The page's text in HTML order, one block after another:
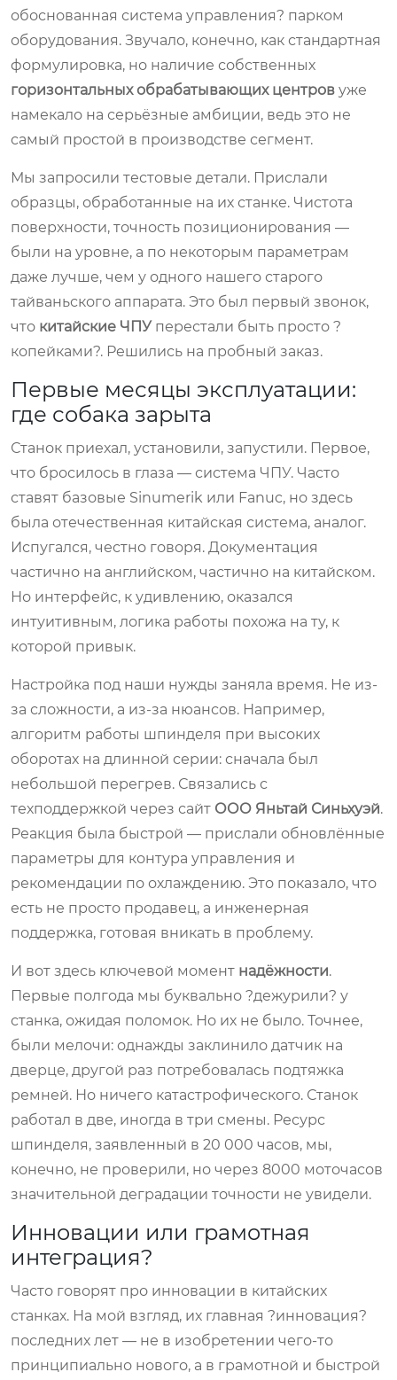
обоснованная система управления? парком
оборудования. Звучало, конечно, как стандартная
формулировка, но наличие собственных
горизонтальных обрабатывающих центров уже
намекало на серьёзные амбиции, ведь это не
самый простой в производстве сегмент.
Мы запросили тестовые детали. Прислали
образцы, обработанные на их станке. Чистота
поверхности, точность позиционирования —
были на уровне, а по некоторым параметрам
даже лучше, чем у одного нашего старого
тайваньского аппарата. Это был первый звонок,
что китайские ЧПУперестали быть просто ?
копейками?. Решились на пробный заказ.
Первые месяцы эксплуатации:
где собака зарыта
Станок приехал, установили, запустили. Первое,
что бросилось в глаза — система ЧПУ. Часто
ставят базовые Sinumerik или Fanuc, но здесь
была отечественная китайская система, аналог.
Испугался, честно говоря. Документация
частично на английском, частично на китайском.
Но интерфейс, к удивлению, оказался
интуитивным, логика работы похожа на ту, к
которой привык.
Настройка под наши нужды заняла время. Не из-
за сложности, а из-за нюансов. Например,
алгоритм работы шпинделя при высоких
оборотах на длинной серии: сначала был
небольшой перегрев. Связались с
техподдержкой через сайт ООО Яньтай Синьхуэй.
Реакция была быстрой — прислали обновлённые
параметры для контура управления и
рекомендации по охлаждению. Это показало, что
есть не просто продавец, а инженерная
поддержка, готовая вникать в проблему.
И вот здесь ключевой момент надёжности.
Первые полгода мы буквально ?дежурили? у
станка, ожидая поломок. Но их не было. Точнее,
были мелочи: однажды заклинило датчик на
дверце, другой раз потребовалась подтяжка
ремней. Но ничего катастрофического. Станок
работал в две, иногда в три смены. Ресурс
шпинделя, заявленный в 20 000 часов, мы,
конечно, не проверили, но через 8000 моточасов
значительной деградации точности не увидели.
Инновации или грамотная
интеграция?
Часто говорят про инновации в китайских
станках. На мой взгляд, их главная ?инновация?
последних лет — не в изобретении чего-то
принципиально нового, а в грамотной и быстрой